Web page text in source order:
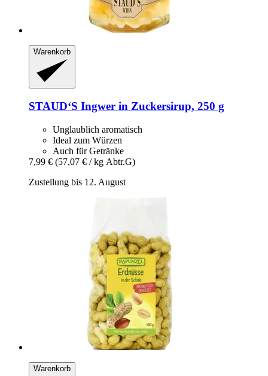
Warenkorb
STAUD‘S Ingwer in Zuckersirup, 250 g
Unglaublich aromatisch
Ideal zum Würzen
Auch für Getränke
7,99 € (57,07 € / kg Abtr.G)
Zustellung bis 12. August
Warenkorb